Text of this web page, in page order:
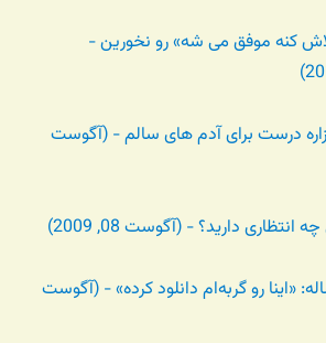
کنه موفق می شه» رو نخورین -
درست برای آدم های سالم - (آگوست
دارید؟ - (آگوست 08, 2009)
مرد ۴۸ ساله: «اینا رو گربه‌ام دانلود کرده» - (آگوست